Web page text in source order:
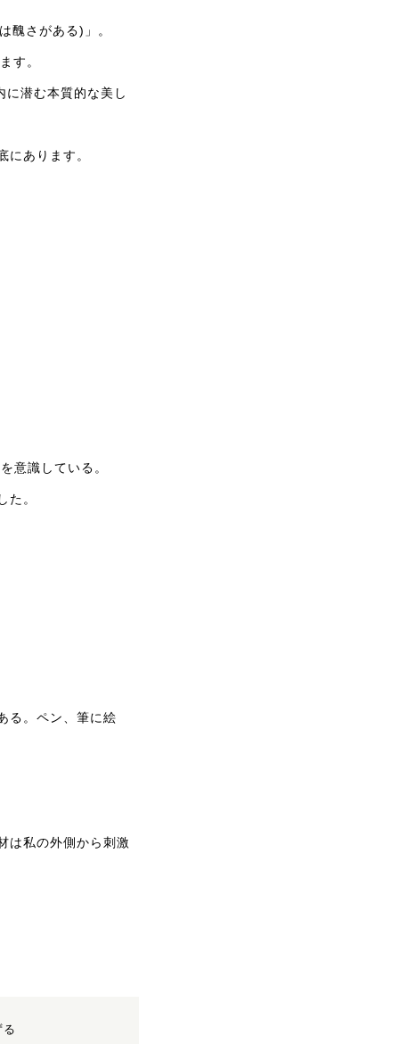
醜さがある)」。
す。
に潜む本質的な美し
あります。
意識している。
た。
る。ペン、筆に絵
は私の外側から刺激